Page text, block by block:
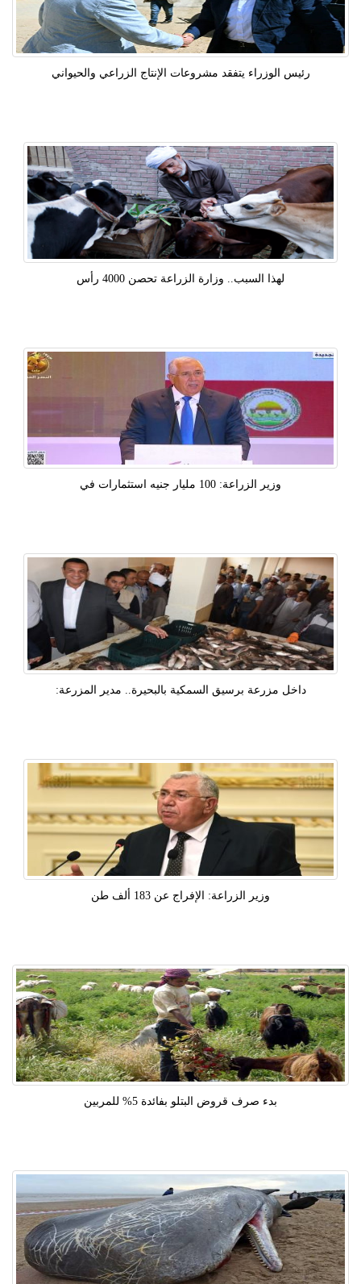
رئيس الوزراء يتفقد مشروعات الإنتاج الزراعي والحيواني
لهذا السبب.. وزارة الزراعة تحصن 4000 رأس
وزير الزراعة: 100 مليار جنيه استثمارات في
داخل مزرعة برسيق السمكية بالبحيرة.. مدير المزرعة:
‫وزير الزراعة: الإفراج عن 183 ألف طن
بدء صرف قروض البتلو بفائدة 5% للمربين